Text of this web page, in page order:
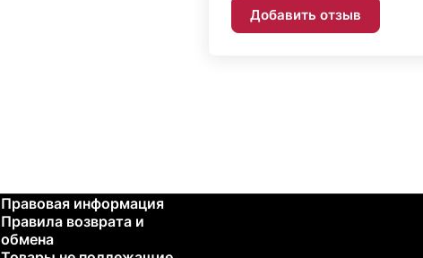
Добавить отзыв
Правовая информация
Правила возврата и
обмена